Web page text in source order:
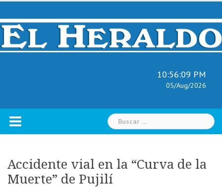
Skip
content
10:56:10 PM
05/Aug/2026
Buscar:
Accidente vial en la “Curva de la
Muerte” de Pujilí